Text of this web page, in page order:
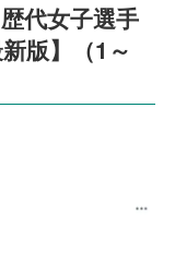
代女子選手
版】（1～